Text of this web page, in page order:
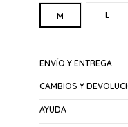
M L
ENVÍO Y ENTREGA
CAMBIOS Y
AYUDA